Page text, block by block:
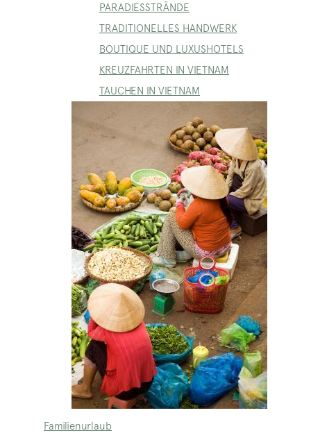
PARADIESSTRÄNDE
TRADITIONELLES HANDWERK
BOUTIQUE UND LUXUSHOTELS
KREUZFAHRTEN IN VIETNAM
TAUCHEN IN VIETNAM
Familienurlaub